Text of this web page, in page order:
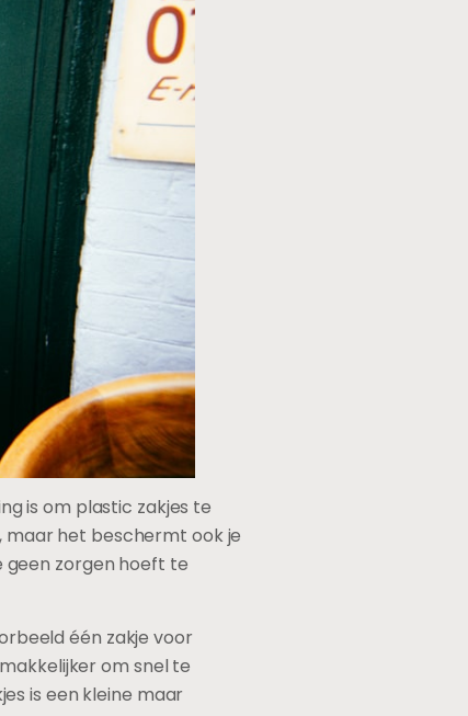
is om plastic zakjes te
het beschermt ook je
geen zorgen hoeft te
één zakje voor
om snel te
is een kleine maar